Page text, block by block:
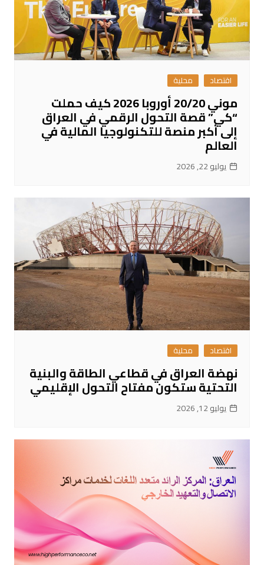
اقتصاد محلية
موني 20/20 أوروبا 2026 كيف حملت
“كي” قصة التحول الرقمي في العراق
إلى أكبر منصة للتكنولوجيا المالية في
العالم
يوليو 22, 2026
اقتصاد محلية
نهضة العراق في قطاعي الطاقة والبنية
التحتية ستكون مفتاح التحول الإقليمي
يوليو 12, 2026